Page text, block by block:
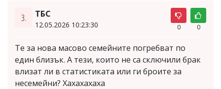
3. ТБС
12.05.2026 10:23:30 0 0
Те за нова масово семейните погребват по
един близък. А тези, които не са сключили брак
влизат ли в статистиката или ги броите за
несемейни? Хахахахаха